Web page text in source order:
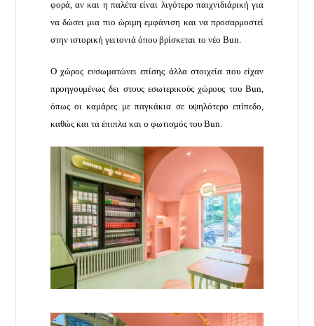
φορά, αν και η παλέτα είναι λιγότερο παιχνιδιάρική για
να δώσει μια πιο ώριμη εμφάνιση και να προσαρμοστεί
στην ιστορική γειτονιά όπου βρίσκεται το νέο Bun.
Ο χώρος ενσωματώνει επίσης άλλα στοιχεία που είχαν
προηγουμένως δει στους εσωτερικούς χώρους του Bun,
όπως οι καμάρες με παγκάκια σε υψηλότερο επίπεδο,
καθώς και τα έπιπλα και ο φωτισμός του Bun.